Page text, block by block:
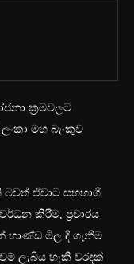
ක්‍රමවලට
මහ බැංකුව
බවත් ඒවාට සහභාගී
කිරීම, ප්‍රචාරය
භාණ්ඩ මිල දී ගැනීම
ලැබිය හැකි වරදක්